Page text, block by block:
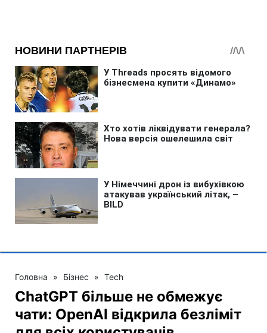
Головна » Бізнес » Tech
ChatGPT більше не обмежує
чати: OpenAI відкрила безліміт